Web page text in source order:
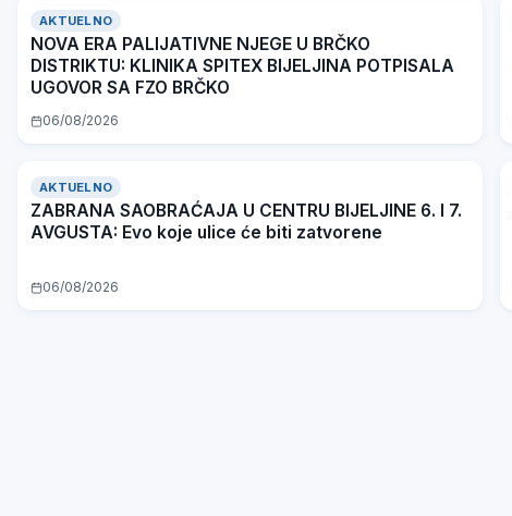
AKTUELNO
NOVA ERA PALIJATIVNE NJEGE U BRČKO
DISTRIKTU: KLINIKA SPITEX BIJELJINA POTPISALA
UGOVOR SA FZO BRČKO
06/08/2026
AKTUELNO
ZABRANA SAOBRAĆAJA U CENTRU BIJELJINE 6. I 7.
AVGUSTA: Evo koje ulice će biti zatvorene
06/08/2026